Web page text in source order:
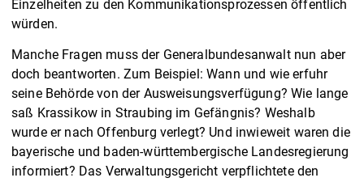
Einzelheiten zu den Kommunikationsprozessen öffentlich
würden.
Manche Fragen muss der Generalbundesanwalt nun aber
doch beantworten. Zum Beispiel: Wann und wie erfuhr
seine Behörde von der Ausweisungsverfügung? Wie lange
saß Krassikow in Straubing im Gefängnis? Weshalb
wurde er nach Offenburg verlegt? Und inwieweit waren die
bayerische und baden-württembergische Landesregierung
informiert? Das Verwaltungsgericht verpflichtete den